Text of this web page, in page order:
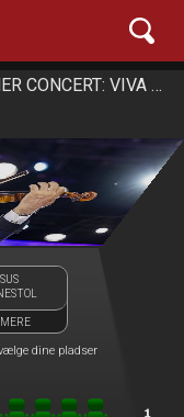
ANDRE RIEUS 2026 SUMMER CONCERT: VIVA MAASTRICHT!
dine pladser